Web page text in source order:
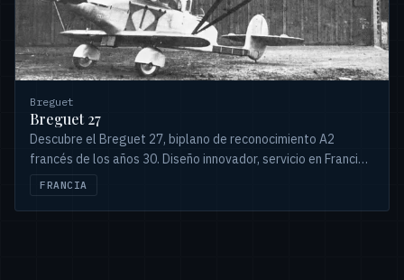
Breguet
Breguet 27
Descubre el Breguet 27, biplano de reconocimiento A2
francés de los años 30. Diseño innovador, servicio en Francia,
China y Venezuela. Una historia única.
FRANCIA